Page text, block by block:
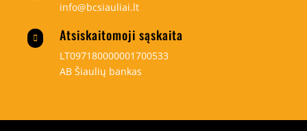
info@bcsiauliai.lt
 Atsiskaitomoji sąskaita
LT097180000001700533
AB Šiaulių bankas